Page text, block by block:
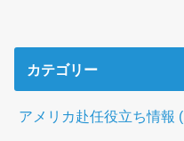
カテゴリー
アメリカ赴任役立ち情報